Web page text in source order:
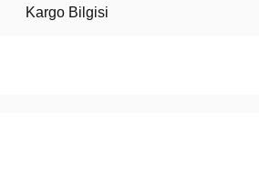
Kargo Bilgisi